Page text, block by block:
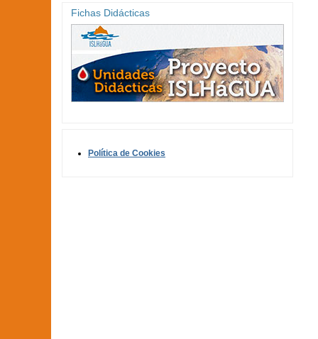
Fichas Didácticas
Política de Cookies